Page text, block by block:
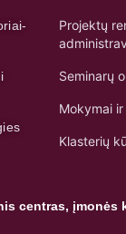
Projektų
Seminarų
Mokymai
Klasterių
centras, įmonės